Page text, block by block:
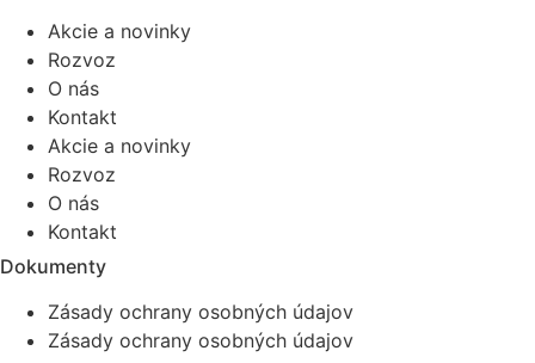
Akcie a novinky
Rozvoz
O nás
Kontakt
Akcie a novinky
Rozvoz
O nás
Kontakt
Dokumenty
Zásady ochrany osobných údajov
Zásady ochrany osobných údajov